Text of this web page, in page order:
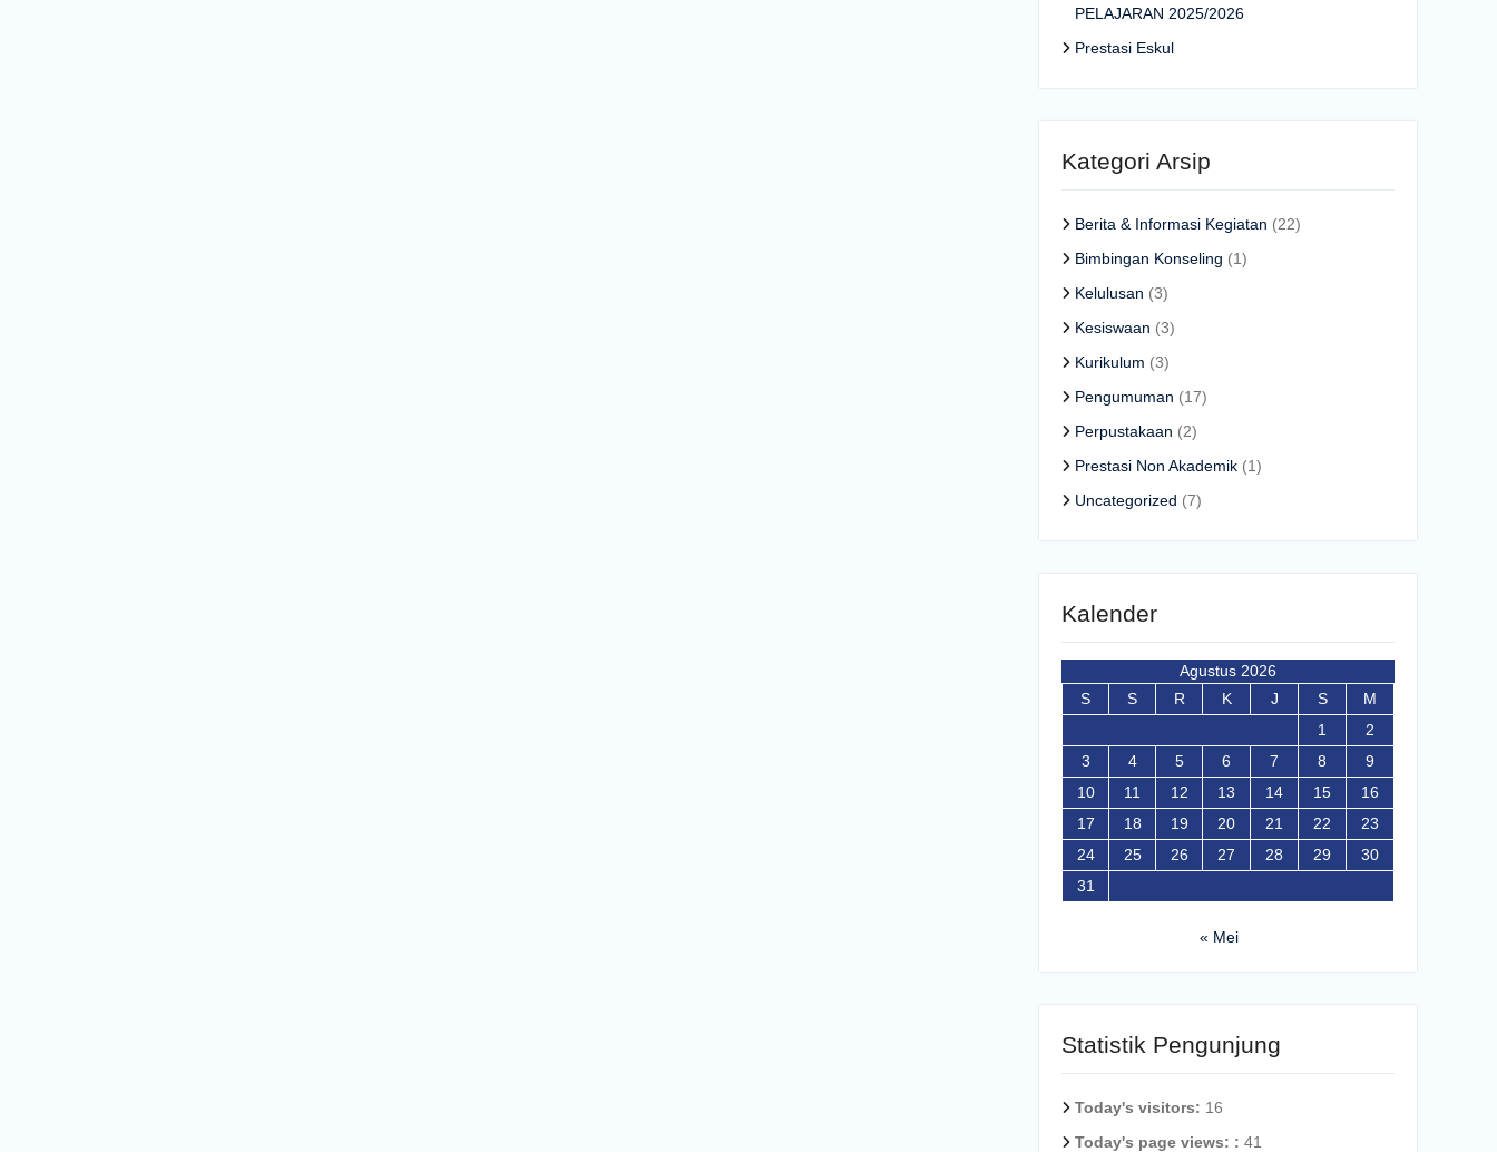
PELAJARAN 2025/2026
Prestasi Eskul
Kategori Arsip
Berita & Informasi Kegiatan (22)
Bimbingan Konseling (1)
Kelulusan (3)
Kesiswaan (3)
Kurikulum (3)
Pengumuman (17)
Perpustakaan (2)
Prestasi Non Akademik (1)
Uncategorized (7)
Kalender
Agustus 2026
S
S R K J S
M
1
2
3
4 5 6 7 8
9
10
11 12 13 14 15
16
17
18 19 20 21 22
23
24
25 26 27 28 29
30
31
« Mei
Statistik Pengunjung
Today's visitors: 16
Today's page views: : 41